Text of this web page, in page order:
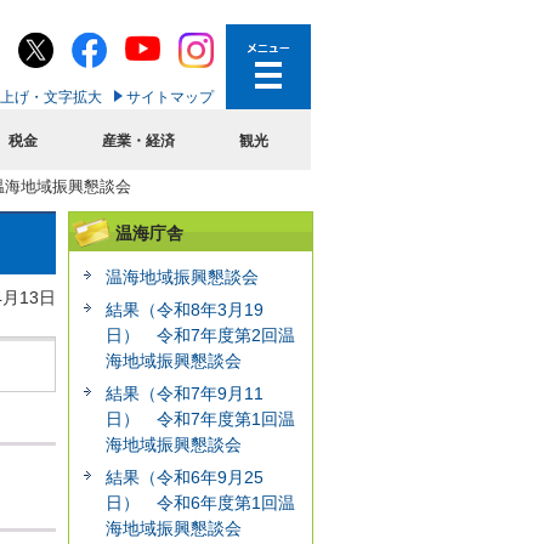
げ・文字拡大 サイトマップ
税金 産業・経済 観光
地域振興懇談会
13日
温海庁舎
温海地域振興懇談会
結果（令和8年3月19
日） 令和7年度第2回温
海地域振興懇談会
結果（令和7年9月11
日） 令和7年度第1回温
海地域振興懇談会
結果（令和6年9月25
日） 令和6年度第1回温
海地域振興懇談会